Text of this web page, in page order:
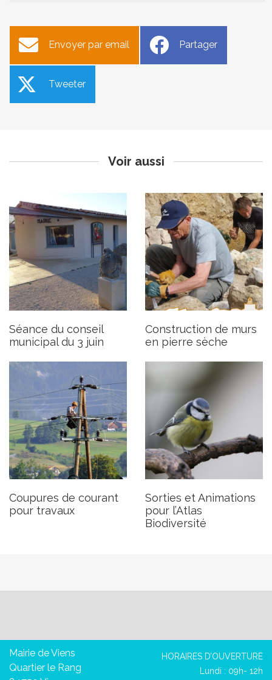
Envoyer par email Partager
Tweeter
Voir aussi
Séance du conseil
municipal du 3 juin
Construction de murs
en pierre sèche
Coupures de courant pour
travaux
Publié le lundi 6 mai 2024
Coupures de courant
pour travaux
Sorties et Animations pour
l’Atlas Biodiversité
Publié le jeudi 2 mai 2024
Sorties et Animations
pour l’Atlas
Biodiversité
Mairie de Viens
Quartier le Rang
HORAIRES D’OUVERTURE
Lundi : 09h- 12h